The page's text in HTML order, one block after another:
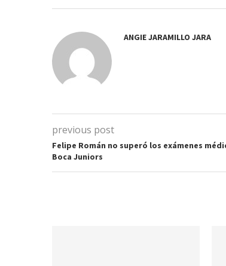
ANGIE JARAMILLO JARA
previous post
Felipe Román no superó los exámenes
Boca Juniors